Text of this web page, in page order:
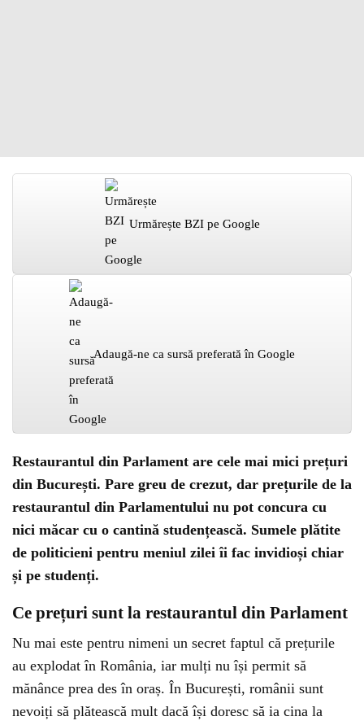
Urmărește BZI pe Google
Adaugă-ne ca sursă preferată în Google
Restaurantul din Parlament are cele mai mici prețuri
din București. Pare greu de crezut, dar prețurile de la
restaurantul din Parlamentului nu pot concura cu
nici măcar cu o cantină studențească. Sumele plătite
de politicieni pentru meniul zilei îi fac invidioși chiar
și pe studenți.
Ce prețuri sunt la restaurantul din Parlament
Nu mai este pentru nimeni un secret faptul că prețurile
au explodat în România, iar mulți nu își permit să
mănânce prea des în oraș. În București, românii sunt
nevoiți să plătească mult dacă își doresc să ia cina la